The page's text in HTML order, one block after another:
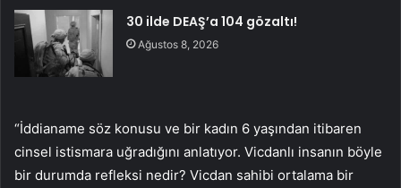
30 ilde DEAŞ’a 104 gözaltı!
Ağustos 8, 2026
“İddianame söz konusu ve bir kadın 6 yaşından itibaren
cinsel istismara uğradığını anlatıyor. Vicdanlı insanın böyle
bir durumda refleksi nedir? Vicdan sahibi ortalama bir